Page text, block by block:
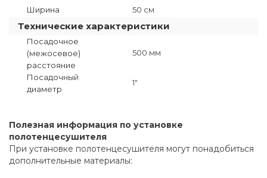
Ширина
50 см
Технические характеристики
Посадочное
(межосевое)
расстояние
500 мм
Посадочный
диаметр
1"
Полезная информация по установке
полотенцесушителя
При установке полотенцесушителя могут понадобиться
дополнительные материалы: